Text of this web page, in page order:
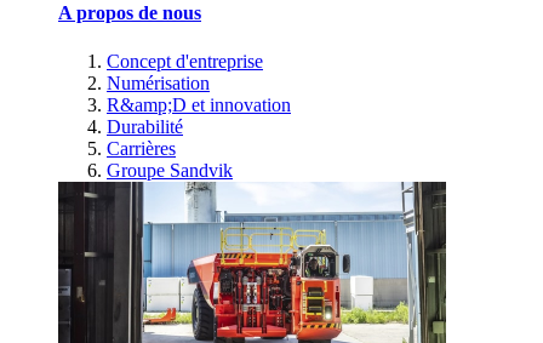
A propos de nous
Concept d'entreprise
Numérisation
R&amp;D et innovation
Durabilité
Carrières
Groupe Sandvik